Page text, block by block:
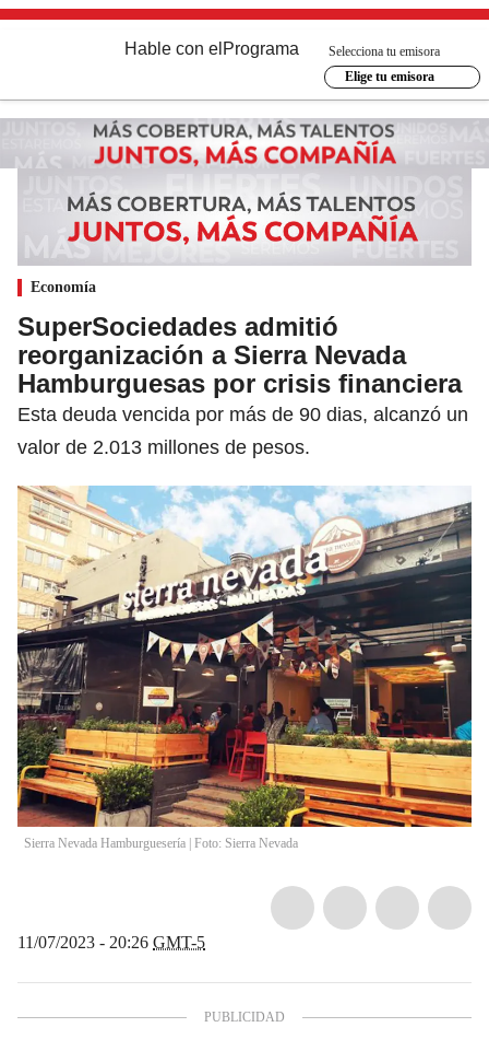
Hable con el Programa
Selecciona tu emisora
Elige tu emisora
Economía
SuperSociedades admitió
reorganización a Sierra Nevada
Hamburguesas por crisis financiera
Esta deuda vencida por más de 90 dias, alcanzó un
valor de 2.013 millones de pesos.
Sierra Nevada Hamburguesería | Foto: Sierra Nevada
11/07/2023 - 20:26 GMT-5